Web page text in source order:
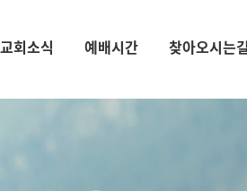
교회소식 예배시간 찾아오시는길